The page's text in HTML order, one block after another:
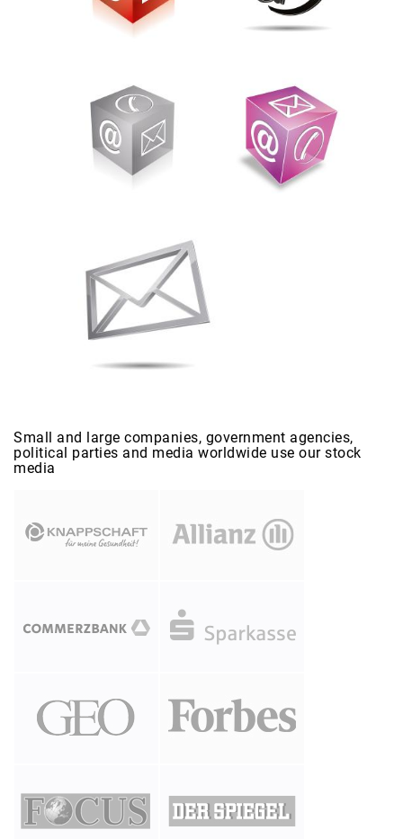
Small and large companies, government agencies,
political parties and media worldwide use our stock
media